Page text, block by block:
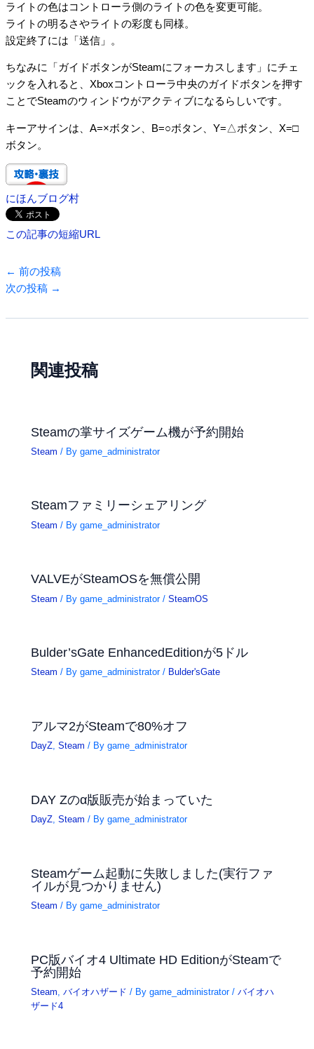
ライトの色はコントローラ側のライトの色を変更可能。
ライトの明るさやライトの彩度も同様。
設定終了には「送信」。
ちなみに「ガイドボタンがSteamにフォーカスします」にチェ
ックを入れると、Xboxコントローラ中央のガイドボタンを押す
ことでSteamのウィンドウがアクティブになるらしいです。
キーアサインは、A=×ボタン、B=○ボタン、Y=△ボタン、X=□
ボタン。
にほんブログ村
この記事の短縮URL
← 前の投稿
次の投稿 →
関連投稿
Steamの掌サイズゲーム機が予約開始
Steam / Bygame_administrator
Steamファミリーシェアリング
Steam / Bygame_administrator
VALVEがSteamOSを無償公開
Steam / Bygame_administrator/SteamOS
Bulder’sGate EnhancedEditionが5ドル
Steam / Bygame_administrator/ Bulder'sGate
アルマ2がSteamで80%オフ
DayZ,Steam / Bygame_administrator
DAY Zのα版販売が始まっていた
DayZ,Steam / Bygame_administrator
Steamゲーム起動に失敗しました(実行ファ
イルが見つかりません)
Steam / Bygame_administrator
PC版バイオ4 Ultimate HD EditionがSteamで
予約開始
Steam,バイオハザード / Bygame_administrator/バイオハ
ザード4